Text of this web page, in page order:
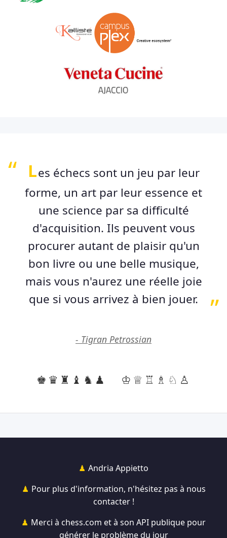
Les échecs sont un jeu par leur
forme, un art par leur essence et
une science par sa difficulté
d'acquisition. Ils peuvent vous
procurer autant de plaisir qu'un
bon livre ou une belle musique,
mais vous n'aurez une réelle joie
que si vous arrivez à bien jouer.
- Tigran Petrossian
♚♛♜♝♞♟ ♔♕♖♗♘♙
Andria Appietto
Pour plus d'information, n'hésitez pas à nous
contacter !
Merci à chess.com et à son API publique pour
générer le problème du jour